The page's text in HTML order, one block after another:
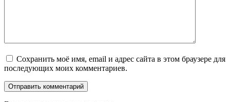
Сохранить моё имя, email и адрес сайта в этом браузере для
последующих моих комментариев.